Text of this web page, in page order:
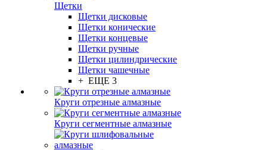
Щетки
Щетки дисковые
Щетки конические
Щетки концевые
Щетки ручные
Щетки цилиндрические
Щетки чашечные
+ ЕЩЕ 3
Круги отрезные алмазные
Круги сегментные алмазные